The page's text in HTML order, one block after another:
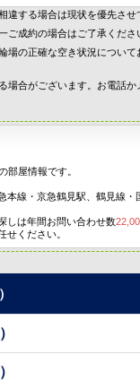
違する場合は現状を優先させ
ご成約の場合はご了承くださ
場の正確な空き状況につい
場合がございます。お電話
部屋情報です。
本線・京急鶴見駅、鶴見線・
しは年間お問い合わせ数
せください。